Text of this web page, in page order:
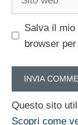
Salva il mio
browser
Questo sito
Scopri come